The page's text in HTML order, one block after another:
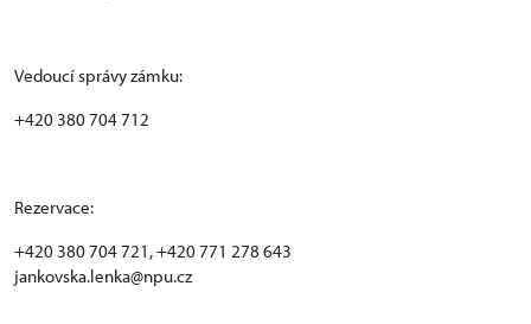
Vedoucí správy zámku:
+420 380 704 712
Rezervace:
+420 380 704 721, +420 771 278 643
jankovska.lenka@npu.cz